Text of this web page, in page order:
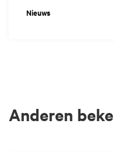
Nieuws
Anderen